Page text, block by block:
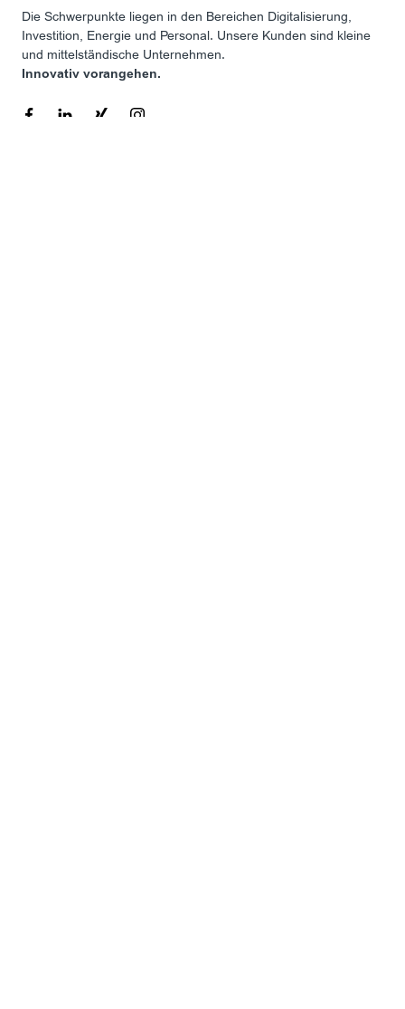
Die Schwerpunkte liegen in den Bereichen Digitalisierung,
Investition, Energie und Personal. Unsere Kunden sind kleine
und mittelständische Unternehmen.
Innovativ vorangehen.